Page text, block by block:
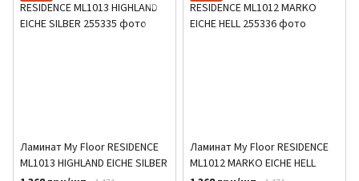
Ламинат My Floor RESIDENCE
ML1013 HIGHLAND EICHE SILBER
Ламинат My Floor RESIDENCE
ML1012 MARKO EICHE HELL